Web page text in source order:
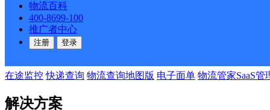
物流百科
400-8699-100
推广者中心
注册 登录
热门产品
在途监控 快递查询 物流查询地图版 电子面单 物流管家SaaS管
解决方案